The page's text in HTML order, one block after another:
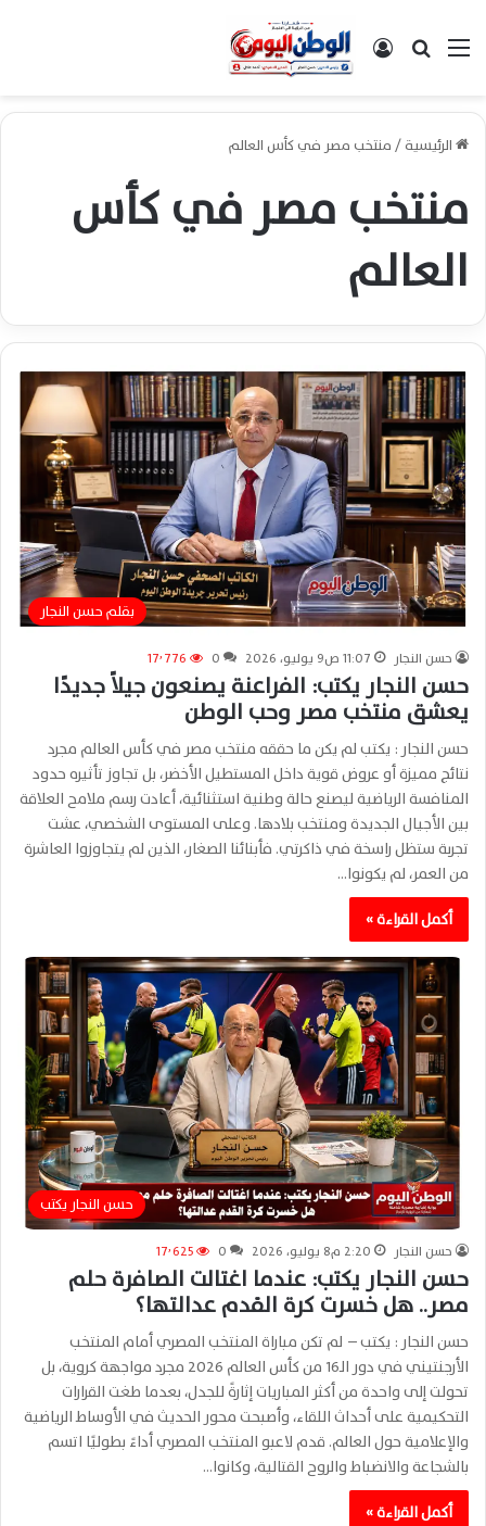
القائمةبحث عن تسجيل الدخول
الرئيسية/منتخب مصر في كأس العالم
منتخب مصر في كأس
العالم
بقلم حسن النجار
حسن النجار 11:07 ص9 يوليو، 2026 0 17٬776
حسن النجار يكتب: الفراعنة يصنعون جيلاً جديدًا
يعشق منتخب مصر وحب الوطن
حسن النجار : يكتب لم يكن ما حققه منتخب مصر في كأس العالم مجرد
نتائج مميزة أو عروض قوية داخل المستطيل الأخضر، بل تجاوز تأثيره حدود
المنافسة الرياضية ليصنع حالة وطنية استثنائية، أعادت رسم ملامح العلاقة
بين الأجيال الجديدة ومنتخب بلادها. وعلى المستوى الشخصي، عشت
تجربة ستظل راسخة في ذاكرتي. فأبنائنا الصغار، الذين لم يتجاوزوا العاشرة
من العمر، لم يكونوا…
أكمل القراءة »
حسن النجار يكتب
حسن النجار 2:20 م8 يوليو، 2026 0 17٬625
حسن النجار يكتب: عندما اغتالت الصافرة حلم
مصر.. هل خسرت كرة القدم عدالتها؟
حسن النجار : يكتب – لم تكن مباراة المنتخب المصري أمام المنتخب
الأرجنتيني في دور الـ16 من كأس العالم 2026 مجرد مواجهة كروية، بل
تحولت إلى واحدة من أكثر المباريات إثارةً للجدل، بعدما طغت القرارات
التحكيمية على أحداث اللقاء، وأصبحت محور الحديث في الأوساط الرياضية
والإعلامية حول العالم. قدم لاعبو المنتخب المصري أداءً بطوليًا اتسم
بالشجاعة والانضباط والروح القتالية، وكانوا…
أكمل القراءة »